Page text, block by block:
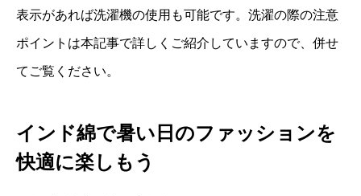
表示があれば洗濯機の使用も可能です。洗濯の際の注意
ポイントは本記事で詳しくご紹介していますので、併せ
てご覧ください。
インド綿で暑い日のファッションを
快適に楽しもう